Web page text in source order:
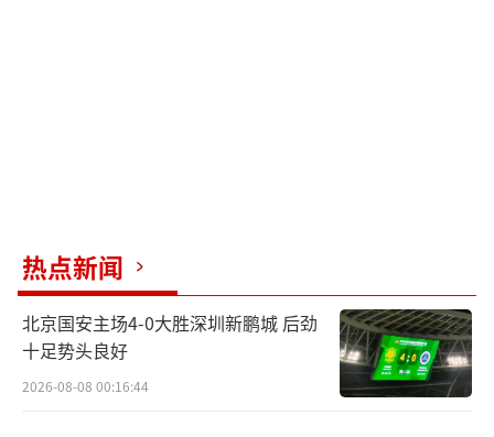
热点新闻
北京国安主场4-0大胜深圳新鹏城 后劲
十足势头良好
2026-08-08 00:16:44